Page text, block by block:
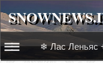
☰☰ ❄ Лас Леньяс